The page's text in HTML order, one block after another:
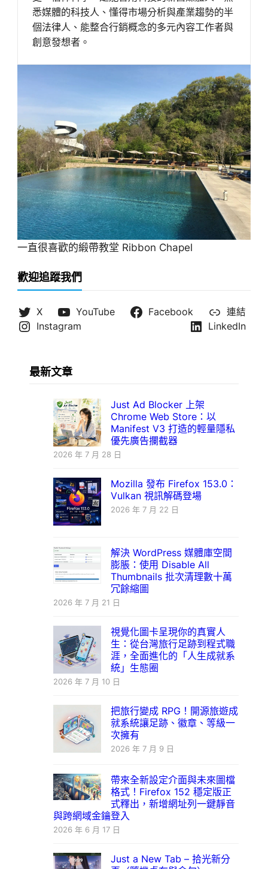
悉媒體的科技人、懂得市場分析與產業趨勢的半
個法律人、能整合行銷概念的多元內容工作者與
創意發想者。
一直很喜歡的緞帶教堂 Ribbon Chapel
歡迎追蹤我們
X YouTube Facebook
連結
Instagram
LinkedIn
最新文章
Just Ad Blocker 上架
Chrome Web Store：以
Manifest V3 打造的輕量隱私
優先廣告攔截器
2026 年 7 月 28 日
Mozilla 發布 Firefox 153.0：
Vulkan 視訊解碼登場
2026 年 7 月 22 日
解決 WordPress 媒體庫空間
膨脹：使用 Disable All
Thumbnails 批次清理數十萬
冗餘縮圖
2026 年 7 月 21 日
視覺化圖卡呈現你的真實人
生：從台灣旅行足跡到程式職
涯，全面進化的「人生成就系
統」生態圈
2026 年 7 月 10 日
把旅行變成 RPG！開源旅遊成
就系統讓足跡、徽章、等級一
次擁有
2026 年 7 月 9 日
帶來全新設定介面與未來圖檔
格式！Firefox 152 穩定版正
式釋出，新增網址列一鍵靜音
與跨網域金鑰登入
2026 年 6 月 17 日
Just a New Tab – 拾光新分